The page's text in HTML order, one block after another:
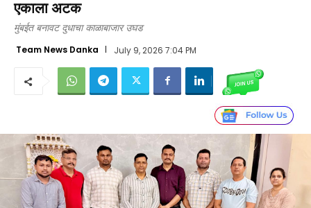
एकाला अटक
मुंबईत बनावट दुधाचा काळाबाजार उघड
Team News Danka July 9, 2026 7:04 PM